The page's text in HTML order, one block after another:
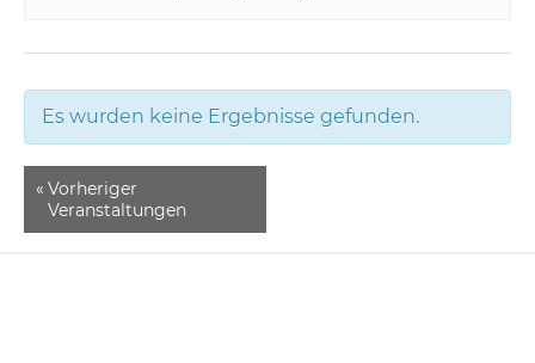
Es wurden keine Ergebnisse gefunden.
« Vorheriger
Veranstaltungen